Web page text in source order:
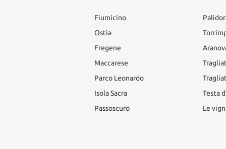
Fiumicino
Ostia
Fregene
Maccarese
Parco Leonardo
Isola Sacra
Passoscuro
Testa
Le